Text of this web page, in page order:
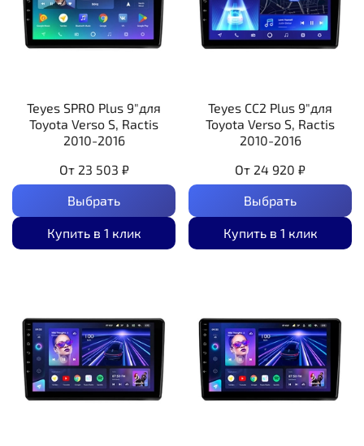
Teyes SPRO Plus 9"для
Toyota Verso S, Ractis
2010-2016
От 23 503 ₽
Выбрать
Купить в 1 клик
Teyes CC2 Plus 9"для
Toyota Verso S, Ractis
2010-2016
От 24 920 ₽
Выбрать
Купить в 1 клик